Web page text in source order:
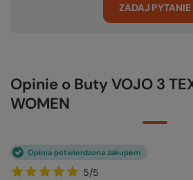
ZADAJ PYTANIE
Opinie o Buty VOJO 3
WOMEN
5/5
Opinia potwierdzona zakupem